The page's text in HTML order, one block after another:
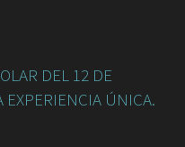
DEL 12 DE
EXPERIENCIA ÚNICA.